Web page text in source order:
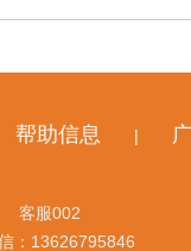
帮助信息 |
客服002
：13626795846